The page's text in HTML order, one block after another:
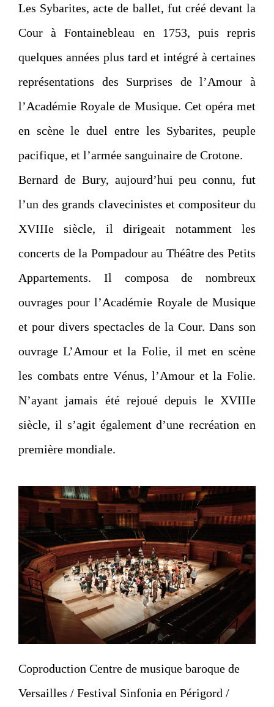
Les Sybarites, acte de ballet, fut créé devant la
Cour à Fontainebleau en 1753, puis repris
quelques années plus tard et intégré à certaines
représentations des Surprises de l’Amour à
l’Académie Royale de Musique. Cet opéra met
en scène le duel entre les Sybarites, peuple
pacifique, et l’armée sanguinaire de Crotone.
Bernard de Bury, aujourd’hui peu connu, fut
l’un des grands clavecinistes et compositeur du
XVIIIe siècle, il dirigeait notamment les
concerts de la Pompadour au Théâtre des Petits
Appartements. Il composa de nombreux
ouvrages pour l’Académie Royale de Musique
et pour divers spectacles de la Cour. Dans son
ouvrage L’Amour et la Folie, il met en scène
les combats entre Vénus, l’Amour et la Folie.
N’ayant jamais été rejoué depuis le XVIIIe
siècle, il s’agit également d’une recréation en
première mondiale.
Coproduction Centre de musique baroque de
Versailles / Festival Sinfonia en Périgord /